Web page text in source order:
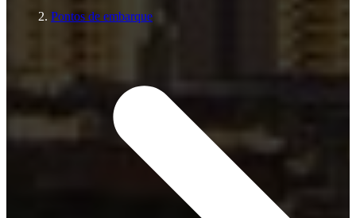
Pontos de embarque